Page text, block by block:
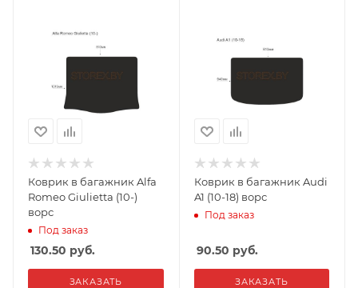
Коврик в багажник Alfa
Romeo Giulietta (10-)
ворс
Под заказ
130.50 руб.
ЗАКАЗАТЬ
Коврик в багажник Audi
A1 (10-18) ворс
Под заказ
90.50 руб.
ЗАКАЗАТЬ